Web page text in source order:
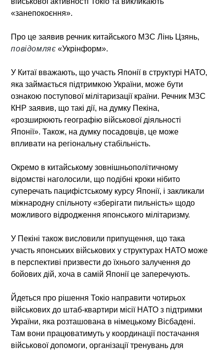
«занепокоєння».
Про це заявив речник китайського МЗС Лінь Цзянь,
повідомляє «Укрінформ».
У Китаї вважають, що участь Японії в структурі НАТО,
яка займається підтримкою України, може бути
ознакою поступової мілітаризації країни. Речник МЗС
КНР заявив, що такі дії, на думку Пекіна,
«розширюють географію військової діяльності
Японії». Також, на думку посадовців, це може
впливати на регіональну стабільність.
Окремо в китайському зовнішньополітичному
відомстві наголосили, що подібні кроки нібито
суперечать пацифістському курсу Японії, і закликали
міжнародну спільноту «зберігати пильність» щодо
можливого відродження японського мілітаризму.
У Пекіні також висловили припущення, що така
участь японських військових у структурах НАТО може
в перспективі призвести до їхнього залучення до
бойових дій, хоча в самій Японії це заперечують.
Йдеться про рішення Токіо направити чотирьох
військових до штаб-квартири місії НАТО з підтримки
України, яка розташована в німецькому Вісбадені.
Там вони працюватимуть у координації постачання
військової допомоги, організації тренувань для